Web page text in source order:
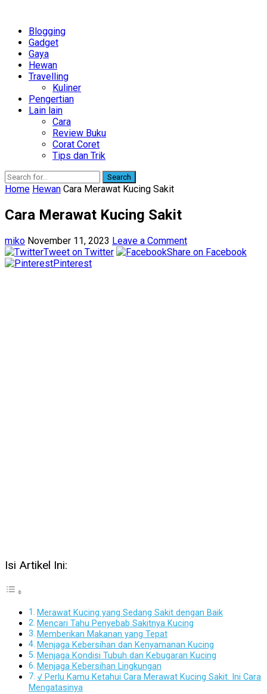
Blogging
Gadget
Gaya
Hewan
Travelling
Kuliner
Pengertian
Lain lain
Cara
Review Buku
Corat Coret
Tips dan Trik
Search
Home Hewan Cara Merawat Kucing Sakit
Cara Merawat Kucing Sakit
miko November 11, 2023 Leave a Comment
Tweet on Twitter
Share on Facebook
Pinterest
Isi Artikel Ini:
Merawat Kucing yang Sedang Sakit dengan Baik
Mencari Tahu Penyebab Sakitnya Kucing
Memberikan Makanan yang Tepat
Menjaga Kebersihan dan Kenyamanan Kucing
Menjaga Kondisi Tubuh dan Kebugaran Kucing
Menjaga Kebersihan Lingkungan
√ Perlu Kamu Ketahui Cara Merawat Kucing Sakit. Ini Cara
Mengatasinya